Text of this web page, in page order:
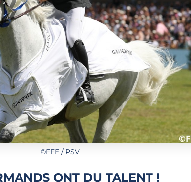
©FFE / PSV
ONT DU TALENT !